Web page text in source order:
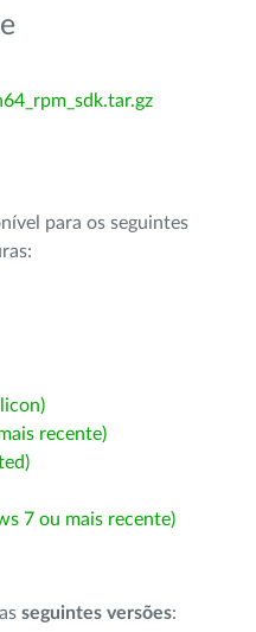
para os seguintes
recente)
7 ou mais recente)
seguintes versões: